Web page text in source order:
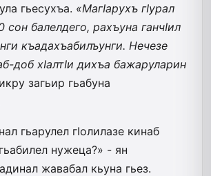
гьесухъа. «МагIарухъ гIурал
сон балелдего, рахъуна ганчIил
къадахъабилъунги. Нечезе
доб хIалтIи дихъа бажаруларин
загьир гьабуна
гьарулел гIолилазе кинаб
нужеца?» - ян
жавабал кьуна гьез.